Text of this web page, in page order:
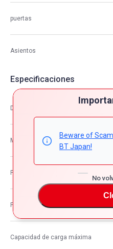
Beware of
BT Japan!
No
puertas
Asientos
Especificaciones
Dimensión
M3
Peso del vehículo
Peso bruto del vehículo
Capacidad de carga máxima